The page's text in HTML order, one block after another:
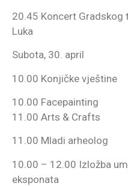
20.45 Koncert Gradskog
Luka
Subota, 30. april
10.00 Konjičke vještine
10.00 Facepainting
11.00 Arts & Crafts
11.00 Mladi arheolog
10.00 – 12.00 Izložba
eksponata